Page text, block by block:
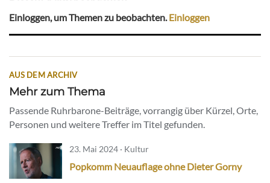
Einloggen, um Themen zu beobachten.Einloggen
AUS DEM ARCHIV
Mehr zum Thema
Passende Ruhrbarone-Beiträge, vorrangig über Kürzel, Orte,
Personen und weitere Treffer im Titel gefunden.
23. Mai 2024 · Kultur
Popkomm Neuauflage ohne Dieter Gorny